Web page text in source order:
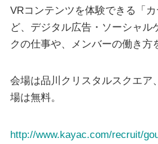
VRコンテンツを体験できる「
ど、デジタル広告・ソーシャル
クの仕事や、メンバーの働き方
会場は品川クリスタルスクエア
場は無料。
http://www.kayac.com/recruit/